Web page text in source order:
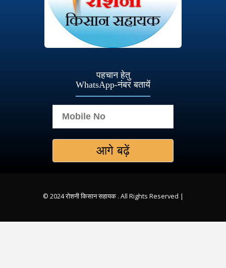
पहचान हेतु
WhatsApp-नंबर बतायें
© 2024 रोशनी किसान सहायक . All Rights Reserved |